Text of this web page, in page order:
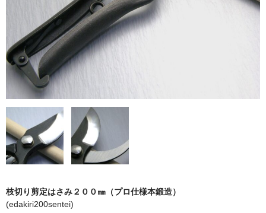
枝切り剪定はさみ２００㎜（プロ仕様本鍛造）
(edakiri200sentei)